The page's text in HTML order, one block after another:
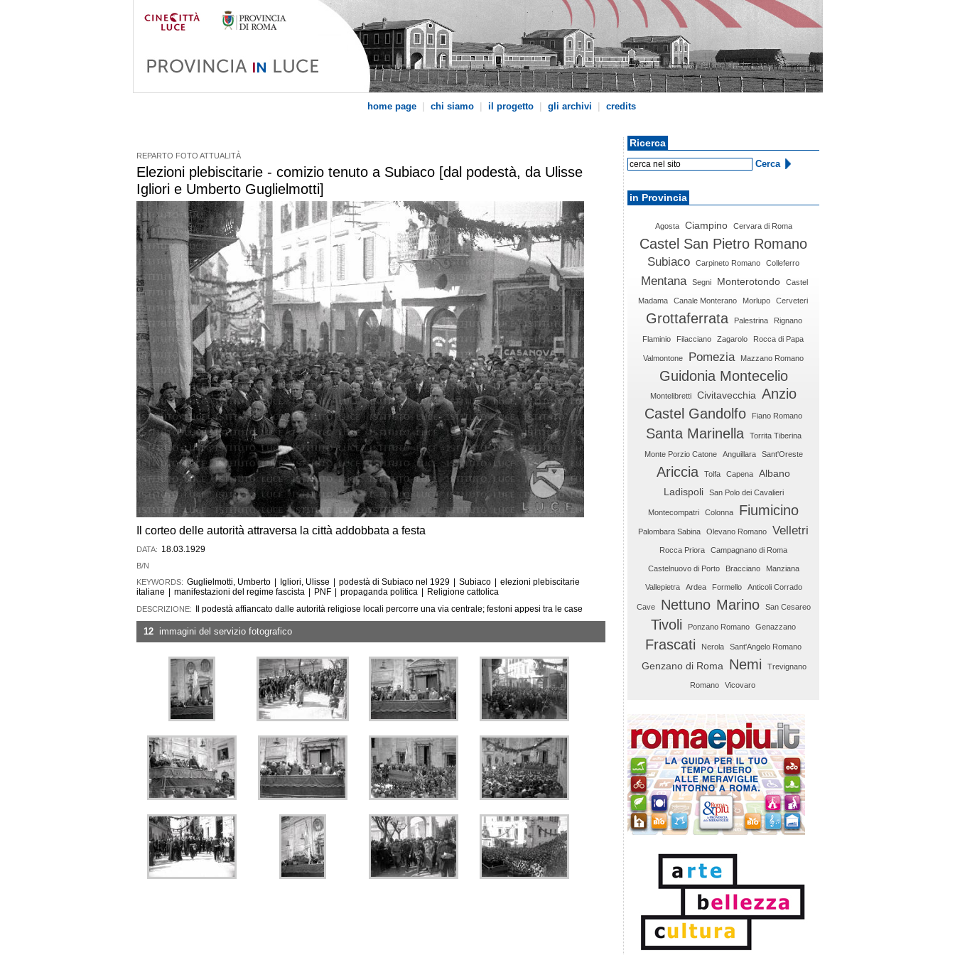
home page | chi siamo | il progetto | gli archivi | credits
REPARTO FOTO ATTUALITÀ
Elezioni plebiscitarie - comizio tenuto a Subiaco [dal podestà, da Ulisse
Igliori e Umberto Guglielmotti]
Il corteo delle autorità attraversa la città addobbata a festa
DATA: 18.03.1929
B/N
KEYWORDS: Guglielmotti, Umberto Igliori, Ulisse podestà di Subiaco nel 1929 Subiaco
elezioni plebiscitarie
italiane
manifestazioni del regime fascista PNF propaganda politica Religione cattolica
DESCRIZIONE: Il podestà affiancato dalle autorità religiose locali percorre una via centrale; festoni appesi tra le case
12 immagini del servizio fotografico
Ricerca
in Provincia
Agosta Ciampino Cervara di Roma
Castel San Pietro Romano
Subiaco Carpineto Romano Colleferro
Mentana Segni Monterotondo Castel
Madama Canale Monterano Morlupo Cerveteri
Grottaferrata Palestrina Rignano
Flaminio Filacciano Zagarolo Rocca di Papa
Valmontone Pomezia Mazzano Romano
Guidonia Montecelio
Montelibretti Civitavecchia Anzio
Castel Gandolfo
Fiano Romano
Santa Marinella Torrita Tiberina
Monte Porzio Catone Anguillara Sant'Oreste
Ariccia Tolfa Capena
Albano
Ladispoli
San Polo dei Cavalieri
Montecompatri Colonna Fiumicino
Palombara Sabina Olevano Romano Velletri
Rocca Priora Campagnano di Roma
Castelnuovo di Porto Bracciano Manziana
Vallepietra Ardea Formello Anticoli Corrado
Cave Nettuno Marino San Cesareo
Tivoli Ponzano Romano Genazzano
Frascati Nerola Sant'Angelo Romano
Genzano di Roma Nemi Trevignano
Romano Vicovaro